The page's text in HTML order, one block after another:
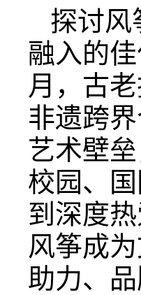
探讨风
融入的
月，古
非遗跨
艺术壁
校园、
到深度
风筝成
助力、